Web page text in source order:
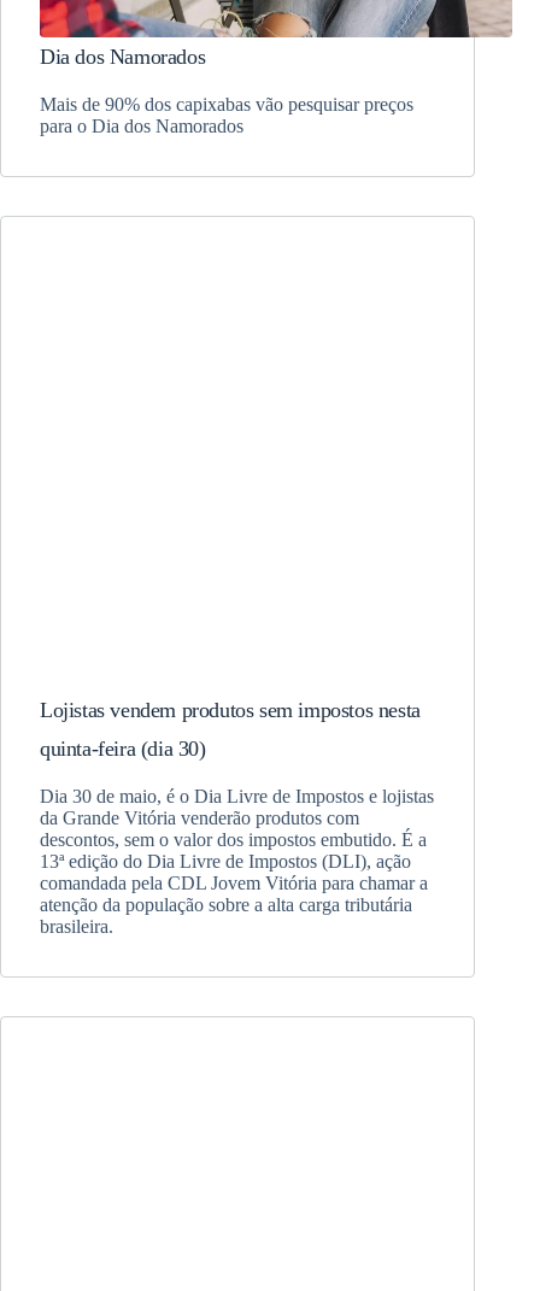
Dia dos Namorados
Mais de 90% dos capixabas vão pesquisar preços
para o Dia dos Namorados
Lojistas vendem produtos sem impostos nesta
quinta-feira (dia 30)
Dia 30 de maio, é o Dia Livre de Impostos e lojistas
da Grande Vitória venderão produtos com
descontos, sem o valor dos impostos embutido. É a
13ª edição do Dia Livre de Impostos (DLI), ação
comandada pela CDL Jovem Vitória para chamar a
atenção da população sobre a alta carga tributária
brasileira.